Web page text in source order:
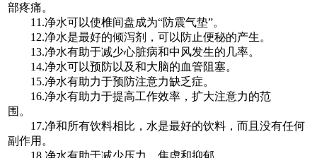
部疼痛。
11.净水可以使椎间盘成为“防震气垫”。
12.净水是最好的倾泻剂，可以防止便秘的产生。
13.净水有助于减少心脏病和中风发生的几率。
14.净水可以预防以及和大脑的血管阻塞。
15.净水有助力于预防注意力缺乏症。
16.净水有助力于提高工作效率，扩大注意力的范
围。
17.净和所有饮料相比，水是最好的饮料，而且没有任何
副作用。
18.净水有助于减少压力、焦虑和抑郁。